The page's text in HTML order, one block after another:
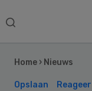
Search
Home › Nieuws
Opslaan
Sidebar